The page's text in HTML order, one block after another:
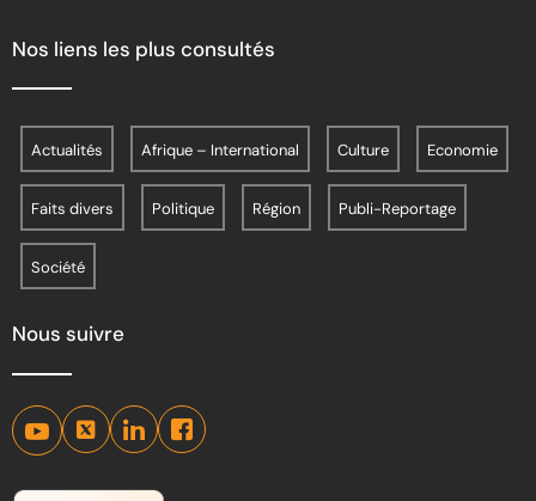
Nos liens les plus consultés
Actualités Afrique – International Culture Economie
Faits divers Politique Région Publi-Reportage
Société
Nous suivre